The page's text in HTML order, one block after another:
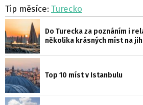
Tip měsíce: Turecko
Do Turecka za poznáním i
několika krásných míst na
Top 10 míst v Istanbulu